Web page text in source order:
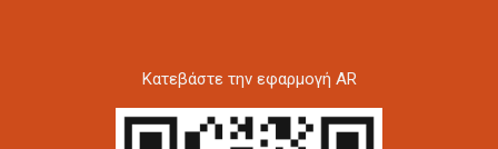
Kατεβάστε την εφαρμογή AR